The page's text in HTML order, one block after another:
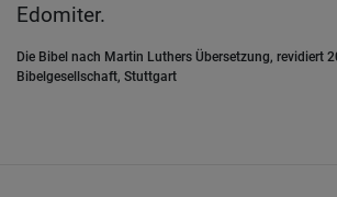
Edomiter.
Die Bibel nach Martin Luthers Übersetzung, revidiert
Bibelgesellschaft, Stuttgart